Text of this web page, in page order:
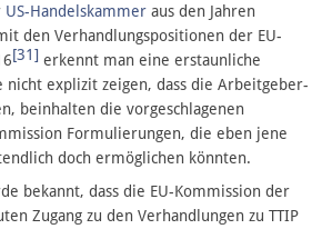
US-Handelskammer aus den Jahren
den Verhandlungspositionen der EU-
[31] erkennt man eine erstaunliche
nicht explizit zeigen, dass die Arbeitgeber-
beinhalten die vorgeschlagenen
Formulierungen, die eben jene
doch ermöglichen könnten.
bekannt, dass die EU-Kommission der
Zugang zu den Verhandlungen zu TTIP